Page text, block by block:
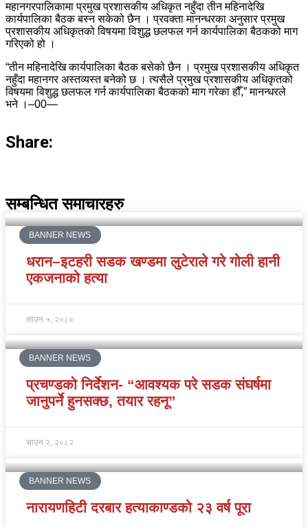
महानगरपालिकामा प्रमुख प्रशासकीय अधिकृत नहुँदा तीन महिनादेखि
कार्यपालिका बैठक बस्न सकेको छैन । प्रवक्ता मानन्धरका अनुसार प्रमुख
प्रशासकीय अधिकृतको विषयमा विशुद्ध छलफल गर्न कार्यपालिका बैठकको माग
गरिएको हो ।
“तीन महिनादेखि कार्यपालिका बैठक बसेको छैन । प्रमुख प्रशासकीय अधिकृत
नहुँदा महानगर अस्तव्यस्त बनेको छ । त्यसैले प्रमुख प्रशासकीय अधिकृतको
विषयमा विशुद्ध छलफल गर्न कार्यपालिका बैठकको माग गरेका हौँ,” मानन्धरले
भने ।–00—
Share:
सम्बन्धित समाचारहरु
BANNER NEWS
धरान–इटहरी सडक खण्डमा लुटेराले गरे गोली हानी
एकजनाको हत्या
साउन ५, २०८०
BANNER NEWS
प्रचण्डको निर्देशन- “आवश्यक परे सडक संघर्षमा
जानुपर्ने हुनसक्छ, तयार रहनू”
साउन २, २०८२
BANNER NEWS
नारायणहिटी दरबार हत्याकाण्डको २३ वर्ष पूरा